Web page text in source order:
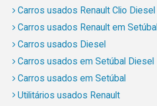
Carros usados Renault Clio Diesel
Carros usados Renault em Setúbal
Carros usados Diesel
Carros usados em Setúbal Diesel
Carros usados em Setúbal
Utilitários usados Renault